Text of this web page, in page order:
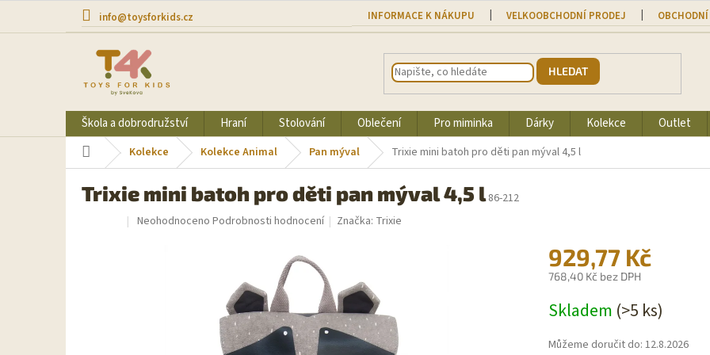
obsah
info@toysforkids.cz INFORMACE K NÁKUPU VELKOOBCHODNÍ PRODEJ OBCHODNÍ
HLEDAT
Škola a dobrodružství Hraní Stolování Oblečení Pro miminka Dárky Kolekce Outlet
Domů Kolekce Kolekce Animal Pan mýval Trixie mini batoh pro děti pan mýval 4,5 l
Trixie mini batoh pro děti pan mýval 4,5 l 86-212
Průměrné
Neohodnoceno Podrobnosti hodnocení Značka: Trixie
929,77 Kč
768,40 Kč bez DPH
cena:
Skladem (>5 ks)
Můžeme doručit do: 12.8.2026